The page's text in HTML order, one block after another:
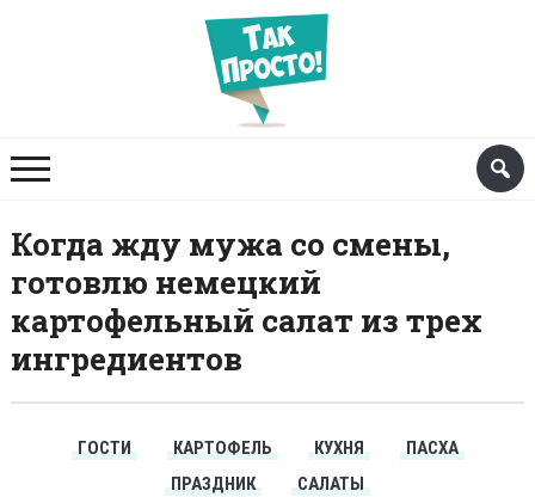
Когда жду мужа со смены,
готовлю немецкий
картофельный салат из трех
ингредиентов
ГОСТИ КАРТОФЕЛЬ КУХНЯ
ПАСХА
ПРАЗДНИК
САЛАТЫ